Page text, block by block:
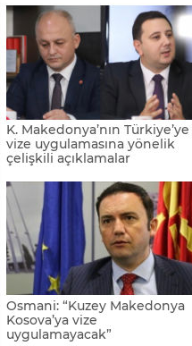
TBMM Başkanı Şentop, bir
dizi resmi temas için Kuzey
Makedonya'da
Kuzey Makedonya'da TDP ve
THP’nin oy oranları % 1